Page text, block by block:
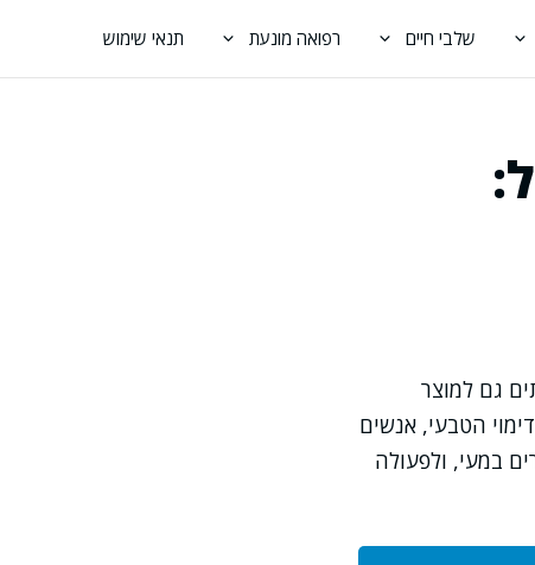
שלבי חיים רפואה מונעת תנאי שימוש
גם למוצר
הטבעי, אנשים
במעי, ולפעולה